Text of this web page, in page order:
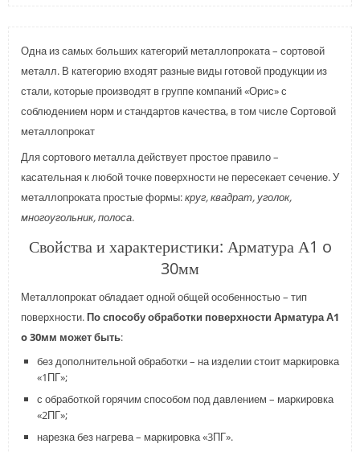
Одна из самых больших категорий металлопроката – сортовой
металл. В категорию входят разные виды готовой продукции из
стали, которые производят в группе компаний «Орис» с
соблюдением норм и стандартов качества, в том числе Сортовой
металлопрокат
Для сортового металла действует простое правило –
касательная к любой точке поверхности не пересекает сечение. У
металлопроката простые формы:круг, квадрат, уголок,
многоугольник, полоса.
Свойства и характеристики: Арматура А1 o
30мм
Металлопрокат обладает одной общей особенностью – тип
поверхности.По способу обработки поверхности Арматура А1
o 30мм может быть:
без дополнительной обработки – на изделии стоит маркировка
«1ПГ»;
с обработкой горячим способом под давлением – маркировка
«2ПГ»;
нарезка без нагрева – маркировка «3ПГ».